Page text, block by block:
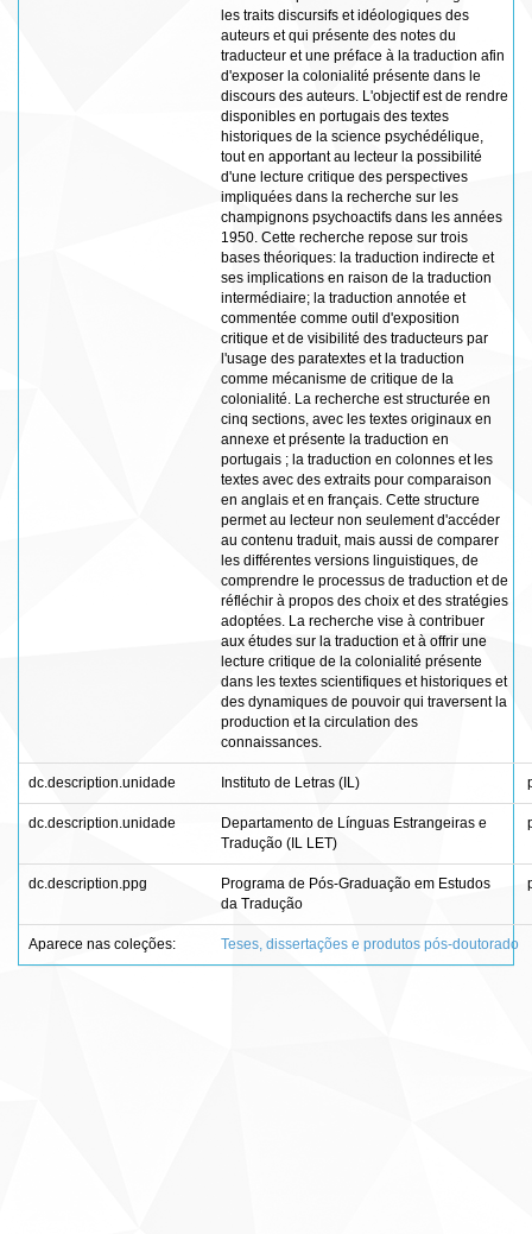
les traits discursifs et idéologiques des
auteurs et qui présente des notes du
traducteur et une préface à la traduction afin
d'exposer la colonialité présente dans le
discours des auteurs. L'objectif est de rendre
disponibles en portugais des textes
historiques de la science psychédélique,
tout en apportant au lecteur la possibilité
d'une lecture critique des perspectives
impliquées dans la recherche sur les
champignons psychoactifs dans les années
1950. Cette recherche repose sur trois
bases théoriques: la traduction indirecte et
ses implications en raison de la traduction
intermédiaire; la traduction annotée et
commentée comme outil d'exposition
critique et de visibilité des traducteurs par
l'usage des paratextes et la traduction
comme mécanisme de critique de la
colonialité. La recherche est structurée en
cinq sections, avec les textes originaux en
annexe et présente la traduction en
portugais ; la traduction en colonnes et les
textes avec des extraits pour comparaison
en anglais et en français. Cette structure
permet au lecteur non seulement d'accéder
au contenu traduit, mais aussi de comparer
les différentes versions linguistiques, de
comprendre le processus de traduction et de
réfléchir à propos des choix et des stratégies
adoptées. La recherche vise à contribuer
aux études sur la traduction et à offrir une
lecture critique de la colonialité présente
dans les textes scientifiques et historiques et
des dynamiques de pouvoir qui traversent la
production et la circulation des
connaissances.
dc.description.unidade Instituto de Letras (IL)
dc.description.unidade
Departamento de Línguas Estrangeiras e
Tradução (IL LET)
dc.description.ppg
Programa de Pós-Graduação em Estudos
da Tradução
Aparece nas coleções: Teses, dissertações e produtos pós-doutorado